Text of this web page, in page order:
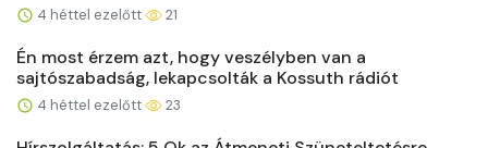
4 héttel ezelőtt 21
Én most érzem azt, hogy veszélyben van a
sajtószabadság, lekapcsolták a Kossuth rádiót
4 héttel ezelőtt 23